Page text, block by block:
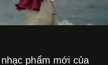
phẩm mới của